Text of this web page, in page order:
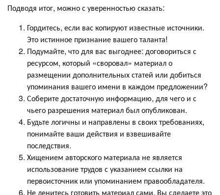
Подводя итог, можно с уверенностью сказать:
Гордитесь, если вас копируют известные источники.
Это истинное признание вашего таланта!
Подумайте, что для вас выгоднее: договориться с
ресурсом, который «своровал» материал о
размещении дополнительных статей или добиться
упоминания вашего имени в каждом предложении?
Соберите достаточную информацию, для чего и с
чьего разрешения материал был опубликован.
Будьте логичны и направлены в своих требованиях,
понимайте ваши действия и взвешивайте
последствия.
Хищением авторского материала не является
использование трудов с указанием ссылки на
первоисточник или упоминанием правообладателя.
Не ленитесь готовить материал сами. Вы сделаете это